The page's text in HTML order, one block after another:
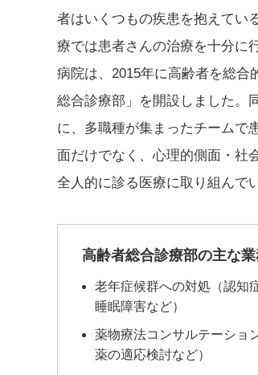
者はいくつもの疾患を抱えてい
療では患者さんの治療を十分に
病院は、2015年に高齢者を総合
総合診療部」を開設しました。
に、多職種が集まったチームで
面だけでなく、心理的側面・社
全人的に診る医療に取り組んで
高齢者総合診療部の主な
老年症候群への対処（認知
睡眠障害など）
薬物療法コンサルテーショ
薬の適応検討など）